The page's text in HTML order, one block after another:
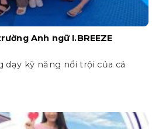
Anh ngữ I.BREEZE
dạy kỹ năng nổi trội của cá